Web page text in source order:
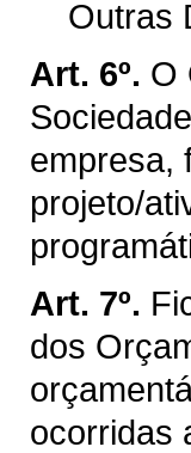
Outras
Art. 6º. O
empresa,
projeto/
Art. 7º.
dos
ocorridas